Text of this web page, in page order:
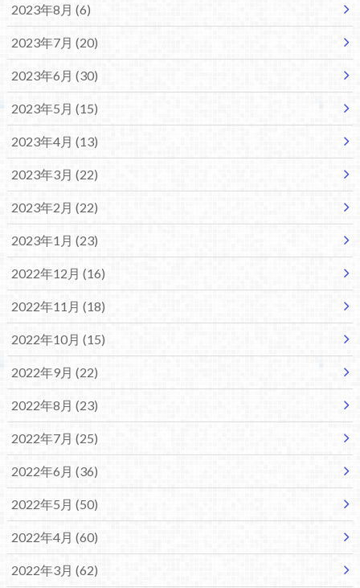
2023年8月 (6)
2023年7月 (20)
2023年6月 (30)
2023年5月 (15)
2023年4月 (13)
2023年3月 (22)
2023年2月 (22)
2023年1月 (23)
2022年12月 (16)
2022年11月 (18)
2022年10月 (15)
2022年9月 (22)
2022年8月 (23)
2022年7月 (25)
2022年6月 (36)
2022年5月 (50)
2022年4月 (60)
2022年3月 (62)